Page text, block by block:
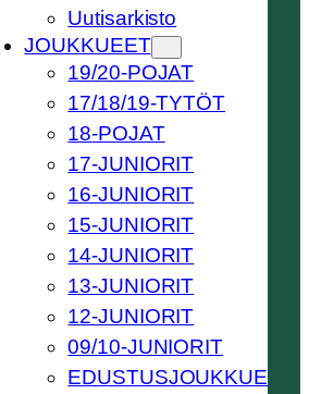
Uutisarkisto
JOUKKUEET
19/20-POJAT
17/18/19-TYTÖT
18-POJAT
17-JUNIORIT
16-JUNIORIT
15-JUNIORIT
14-JUNIORIT
13-JUNIORIT
12-JUNIORIT
09/10-JUNIORIT
EDUSTUSJOUKKUE